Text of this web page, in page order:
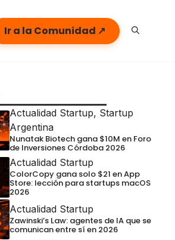
Ir a la Comunidad ↗
Actualidad Startup, Startup
Argentina
Nunatak Biotech gana $10M en Foro
de Inversiones Córdoba 2026
Actualidad Startup
ColorCopy gana solo $21 en App
Store: lección para startups macOS
2026
Actualidad Startup
Zawinski’s Law: agentes de IA que se
comunican entre sí en 2026